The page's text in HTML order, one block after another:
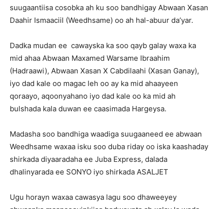
suugaantiisa cosobka ah ku soo bandhigay Abwaan Xasan
Daahir Ismaaciil (Weedhsame) oo ah hal-abuur da’yar.
Dadka mudan ee cawayska ka soo qayb galay waxa ka
mid ahaa Abwaan Maxamed Warsame Ibraahim
(Hadraawi), Abwaan Xasan X Cabdilaahi (Xasan Ganay),
iyo dad kale oo magac leh oo ay ka mid ahaayeen
qoraayo, aqoonyahano iyo dad kale oo ka mid ah
bulshada kala duwan ee caasimada Hargeysa.
Madasha soo bandhiga waadiga suugaaneed ee abwaan
Weedhsame waxaa isku soo duba riday oo iska kaashaday
shirkada diyaaradaha ee Juba Express, dalada
dhalinyarada ee SONYO iyo shirkada ASALJET
Ugu horayn waxaa cawasya lagu soo dhaweeyey